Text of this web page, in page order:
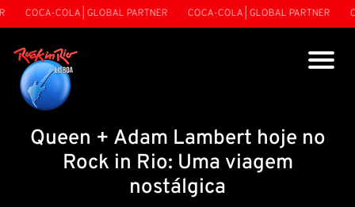
COCA-COLA | GLOBAL PARTNER COCA-COLA | GLOBAL PARTNER
Queen + Adam Lambert hoje no
Rock in Rio: Uma viagem
nostálgica